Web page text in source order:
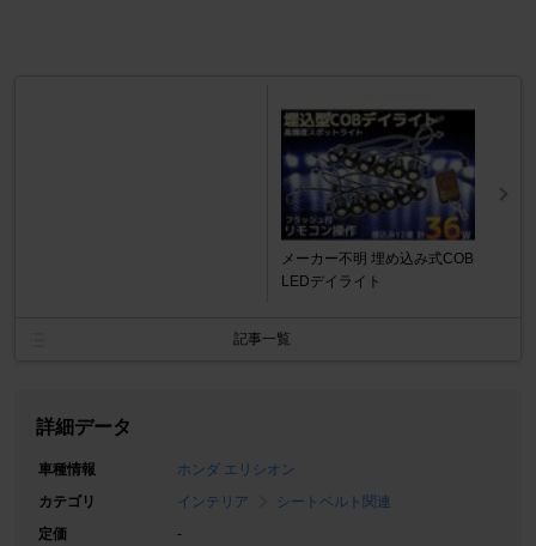
メーカー不明 埋め込み式COB
LEDデイライト
記事一覧
詳細データ
車種情報
ホンダ エリシオン
カテゴリ
インテリア
シートベルト関連
定価
-